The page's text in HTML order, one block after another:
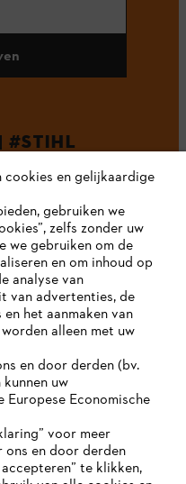
#STIHL
NIET
cookies en gelijkaardige
gebruiken we
zelfs zonder uw
we gebruiken om de
en om inhoud op
analyse van
van advertenties, de
het aanmaken van
alleen met uw
en door derden (bv.
uw
Economische
voor meer
en door derden
te klikken,